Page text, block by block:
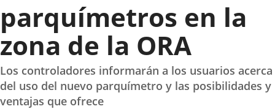
parquímetros en la
zona de la ORA
Los controladores informarán a los usuarios acerca
del uso del nuevo parquímetro y las posibilidades y
ventajas que ofrece